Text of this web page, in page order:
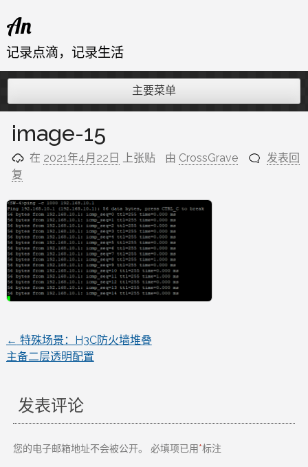
至
内
An
记录点滴，记录生活
主要菜单
image-15
在 2021年4月22日 上张贴 由 CrossGrave
发表回
复
文
导
航
← 特殊场景：H3C防火墙堆叠
主备二层透明配置
发表评论
您的电子邮箱地址不会被公开。 必填项已用*标注